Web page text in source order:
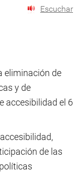
Escuchar
eliminación de
y de
accesibilidad el 6
de las